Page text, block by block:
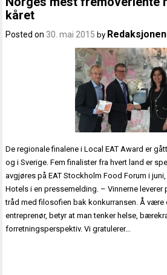
kåret
Posted on 30. mai 2015 by Redaksjonen
De regionale finalene i Local EAT Award er
og i Sverige. Fem finalister fra hvert land er
avgjøres på EAT Stockholm Food Forum i
Hotels i en pressemelding. – Vinnerne
tråd med filosofien bak konkurransen. Å være
entreprenør, betyr at man tenker helse,
forretningsperspektiv. Vi gratulerer…